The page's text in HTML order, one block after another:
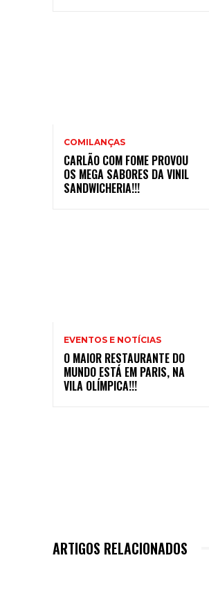
COMILANÇAS
CARLÃO COM FOME PROVOU
OS MEGA SABORES DA VINIL
SANDWICHERIA!!!
EVENTOS E NOTÍCIAS
O MAIOR RESTAURANTE DO
MUNDO ESTÁ EM PARIS, NA
VILA OLÍMPICA!!!
ARTIGOS RELACIONADOS